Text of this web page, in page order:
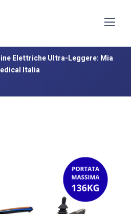
Elettriche Ultra-
Elettriche Ultra-Leggere: Mia
Italia